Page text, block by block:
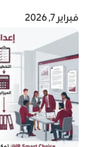
فبراير 7, 2026